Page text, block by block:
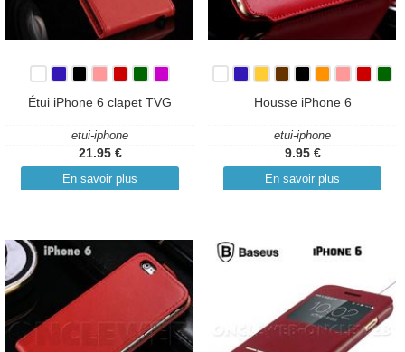
Étui iPhone 6 clapet TVG
etui-iphone
21.95 €
En savoir plus
Housse iPhone 6
etui-iphone
9.95 €
En savoir plus